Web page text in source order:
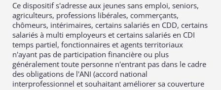
Ce dispositif s'adresse aux jeunes sans emploi, seniors,
agriculteurs, professions libérales, commerçants,
chômeurs, intérimaires, certains salariés en CDD, certains
salariés à multi employeurs et certains salariés en CDI
temps partiel, fonctionnaires et agents territoriaux
n'ayant pas de participation financière ou plus
généralement toute personne n'entrant pas dans le cadre
des obligations de l'ANI (accord national
interprofessionnel et souhaitant améliorer sa couverture